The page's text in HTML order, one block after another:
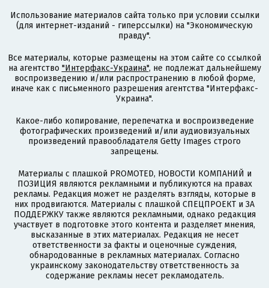
Использование материалов сайта только при условии ссылки
(для интернет-изданий - гиперссылки) на "Экономическую
правду".
Все материалы, которые размещены на этом сайте со ссылкой
на агентство "Интерфакс-Украина", не подлежат дальнейшему
воспроизведению и/или распространению в любой форме,
иначе как с письменного разрешения агентства "Интерфакс-
Украина".
Какое-либо копирование, перепечатка и воспроизведение
фотографических произведений и/или аудиовизуальных
произведений правообладателя Getty Images строго
запрещены.
Материалы с плашкой PROMOTED, НОВОСТИ КОМПАНИЙ и
ПОЗИЦИЯ являются рекламными и публикуются на правах
рекламы. Редакция может не разделять взгляды, которые в
них продвигаются. Материалы с плашкой СПЕЦПРОЕКТ и ЗА
ПОДДЕРЖКУ также являются рекламными, однако редакция
участвует в подготовке этого контента и разделяет мнения,
высказанные в этих материалах. Редакция не несет
ответственности за факты и оценочные суждения,
обнародованные в рекламных материалах. Согласно
украинскому законодательству ответственность за
содержание рекламы несет рекламодатель.